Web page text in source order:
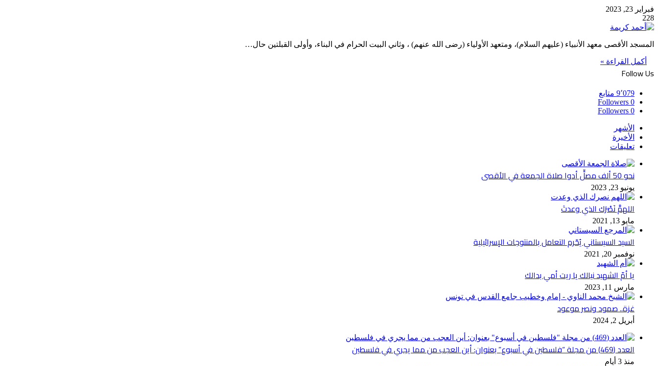
فبراير 23, 2023
228
المسجد الأقصى معهد الأنبياء (عليهم السلام)، ومتعهد الأولياء (رضى الله عنهم) ، وثاني البيت الحرام في البناء، وأولى القبلتين حال…
أكمل القراءة »
Follow Us
9٬079 متابع
0
Followers
0
Followers
الأشهر
الأخيرة
تعليقات
نحو 50 ألف مصلٍّ أدوا صلاة الجمعة في الأقصى
يونيو 23, 2023
اللهمَّ نَصْرَك الذي وعدتَ
مايو 13, 2021
السيد السيستاني يُحّرم التعامل بالمنتوجات الإسرائيلية
نوفمبر 20, 2021
يا أمّ الشهيد نيالك يا ريت أمي بدالك
مارس 11, 2023
غزة.. صمود ونصر موعود
أبريل 2, 2024
العدد (469) من مجلة “فلسطين في أسبوع” بعنوان: أين العجب من مما يجري في فلسطين
منذ 3 أيام